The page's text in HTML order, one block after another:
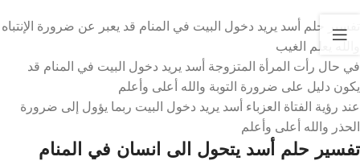
تفسير حلم أسد يريد دخول البيت في المنام قد يعبر عن ضرورة الإنتباه
والله يعلم الغيب
في حال رأت المرأة المتزوجة أسد يريد دخول البيت في المنام قد
يكون دليل على ضرورة التوبة والله أعلى وأعلم
عند رؤية الفتاة العزباء أسد يريد دخول البيت ربما يؤول إلى ضرورة
الحذر والله أعلى وأعلم
تفسير حلم أسد يتحول الى انسان في المنام